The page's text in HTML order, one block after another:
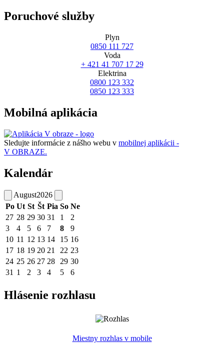
Poruchové služby
Plyn
0850 111 727
Voda
+ 421 41 707 17 29
Elektrina
0800 123 332
0850 123 333
Mobilná aplikácia
Sledujte informácie z nášho webu v mobilnej aplikácii -
V OBRAZE.
Kalendár
August2026
Po Ut St Št Pia So Ne
27 28 29 30 31 1
2
3
4 5 6 7 8
9
10 11 12 13 14 15 16
17 18 19 20 21 22 23
24 25 26 27 28 29 30
31 1 2 3 4 5 6
Hlásenie rozhlasu
Miestny rozhlas v mobile